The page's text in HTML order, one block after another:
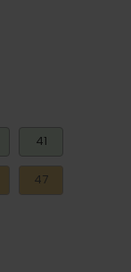
41
47